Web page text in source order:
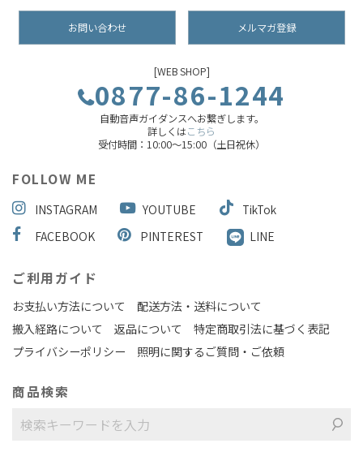
お問い合わせ メルマガ登録
[WEB SHOP]
0877-86-1244
自動音声ガイダンスへお繋ぎします。
詳しくはこちら
受付時間：10:00～15:00（土日祝休）
FOLLOW ME
INSTAGRAM YOUTUBE
TikTok
FACEBOOK
PINTEREST LINE
ご利用ガイド
お支払い方法について
配送方法・送料について
搬入経路について
返品について
特定商取引法に基づく表記
プライバシーポリシー
照明に関するご質問・ご依頼
商品検索